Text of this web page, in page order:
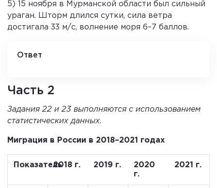
5) 15 ноября в Мурманской области был сильный
ураган. Шторм длился сутки, сила ветра
достигала 33 м/с, волнение моря 6–7 баллов.
Ответ
Часть 2
Задания 22 и 23 выполняются с использованием
статистических данных.
Миграция в России в 2018–2021 годах
Показатель2018 г. 2019 г.
2020
г.
2021 г.